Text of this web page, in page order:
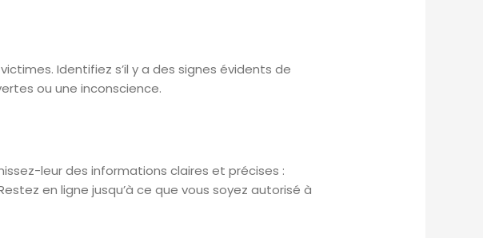
Identifiez s’il y a des signes évidents de
ou une inconscience.
leur des informations claires et précises :
en ligne jusqu’à ce que vous soyez autorisé à